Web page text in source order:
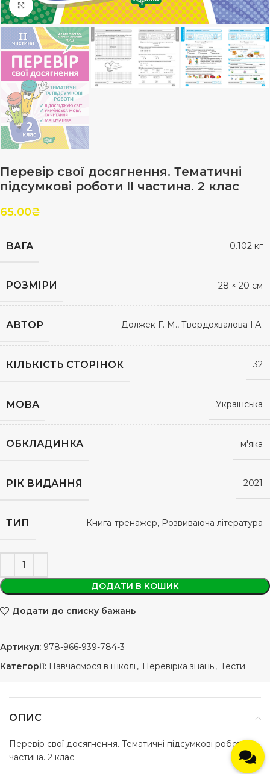
Клацніть, щоб збільшити
Перевір свої досягнення. Тематичні
підсумкові роботи ІI частина. 2 клас
65.00₴
ВАГА 0.102 кг
РОЗМІРИ 28 × 20 см
АВТОР Должек Г. М., Твердохвалова І.А.
КІЛЬКІСТЬ СТОРІНОК 32
МОВА Українська
ОБКЛАДИНКА м'яка
РІК ВИДАННЯ 2021
ТИП Книга-тренажер, Розвиваюча література
ДОДАТИ В КОШИК
Додати до списку бажань
Артикул: 978-966-939-784-3
Категорії: Навчаємося в школі , Перевірка знань, Тести
ОПИС
Перевір свої досягнення. Тематичні підсумкові роботи ІI
частина. 2 клас